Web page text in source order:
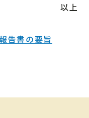
以上
告書の要旨